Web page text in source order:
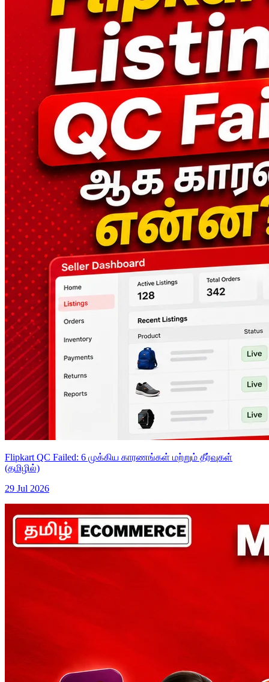
Flipkart QC Failed: 6 முக்கிய காரணங்கள் மற்றும் தீர்வுகள்
(தமிழில்)
29 Jul 2026